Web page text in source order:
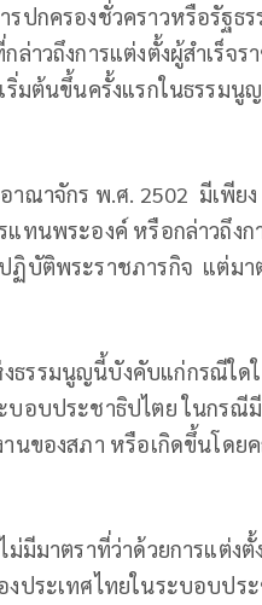
ปกครองชั่วคราวหรือรัฐธ
ล่าวถึงการแต่งตั้งผู้สำเร็
มต้นขึ้นครั้งแรกในธรรมนู
ณาจักร พ.ศ. 2502 มีเพียง
รแทนพระองค์ หรือกล่าวถึ
ฏิบัติพระราชภารกิจ แต่มา
ธรรมนูญนี้บังคับแก่กรณีใด
บอบประชาธิปไตย ในกร
านของสภา หรือเกิดขึ้นโด
มีมาตราที่ว่าด้วยการแต่ง
ประเทศไทยในระบอบปร